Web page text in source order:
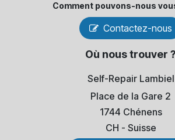
Comment pouvons-​nous
Contactez-nous
Où nous trouver ?
Self-Repair Lambiel
Place de la Gare 2
1744 Chénens
​CH - Suisse